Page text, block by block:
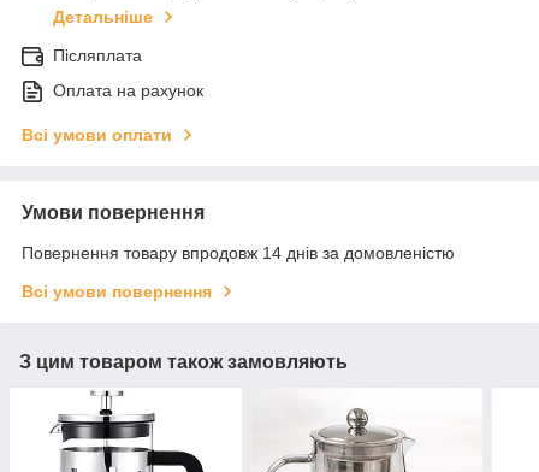
Детальніше
Післяплата
Оплата на рахунок
Всі умови оплати
Умови повернення
Повернення товару впродовж 14 днів за домовленістю
Всі умови повернення
З цим товаром також замовляють